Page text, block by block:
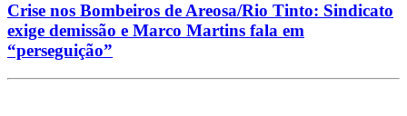
Crise nos Bombeiros de Areosa/Rio Tinto: Sindicato
exige demissão e Marco Martins fala em
“perseguição”